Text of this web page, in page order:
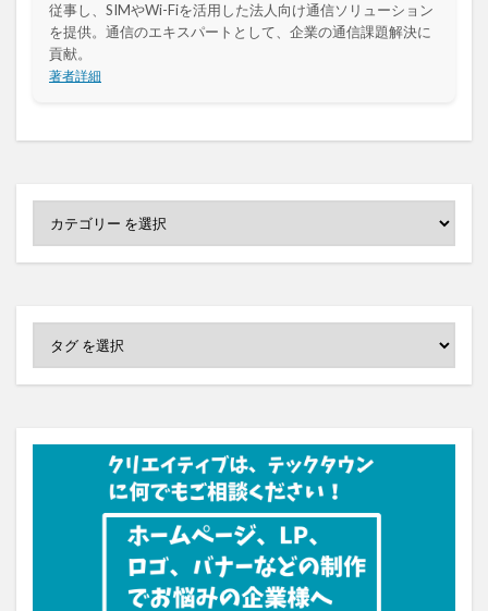
従事し、SIMやWi-Fiを活用した法人向け通信ソリューション
を提供。通信のエキスパートとして、企業の通信課題解決に
貢献。
著者詳細